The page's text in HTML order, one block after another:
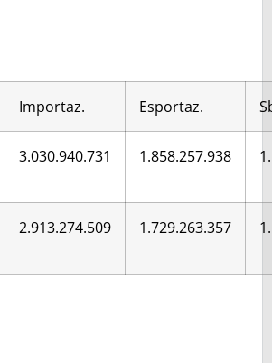
Importaz. Esportaz.
3.030.940.731 1.858.257.938
2.913.274.509 1.729.263.357